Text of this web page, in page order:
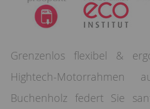
Grenzenlos flexibel &
Hightech-Motorrahmen
Buchenholz federt Sie